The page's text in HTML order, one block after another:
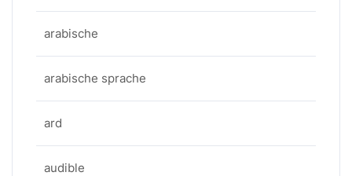
arabische
arabische sprache
ard
audible